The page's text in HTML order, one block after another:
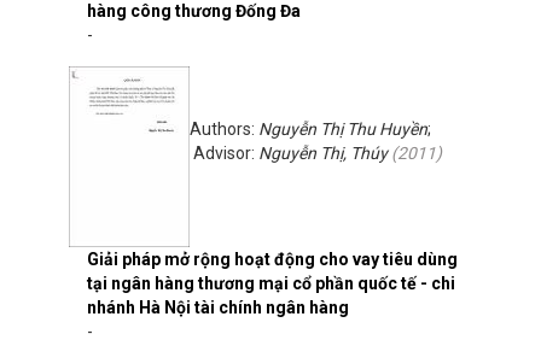
hàng công thương Đống Đa
-
Giải pháp mở rộng hoạt động cho vay tiêu dùng
tại ngân hàng thương mại cổ phần quốc tế - chi
nhánh Hà Nội tài chính ngân hàng
Authors: Nguyễn Thị Thu Huyền;
Advisor: Nguyễn Thị, Thúy(2011)
-